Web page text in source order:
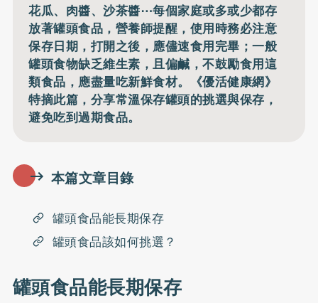
花瓜、肉醬、沙茶醬⋯每個家庭或多或少都存
放著罐頭食品，營養師提醒，使用時務必注意
保存日期，打開之後，應儘速食用完畢；一般
罐頭食物缺乏維生素，且偏鹹，不鼓勵食用這
類食品，應盡量吃新鮮食材。《優活健康網》
特摘此篇，分享常溫保存罐頭的挑選與保存，
避免吃到過期食品。
本篇文章目錄
罐頭食品能長期保存
罐頭食品該如何挑選？
罐頭食品能長期保存